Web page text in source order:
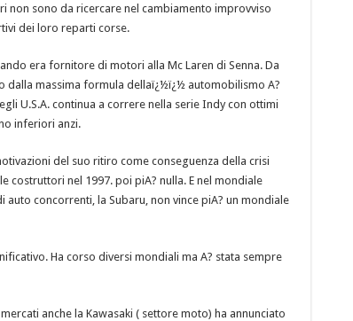
non sono da ricercare nel cambiamento improvviso
dei loro reparti corse.
era fornitore di motori alla Mc Laren di Senna. Da
dalla massima formula dellaï¿½ï¿½ automobilismo A?
U.S.A. continua a correre nella serie Indy con ottimi
inferiori anzi.
del suo ritiro come conseguenza della crisi
costruttori nel 1997. poi piA? nulla. E nel mondiale
concorrenti, la Subaru, non vince piA? un mondiale
Ha corso diversi mondiali ma A? stata sempre
anche la Kawasaki ( settore moto) ha annunciato